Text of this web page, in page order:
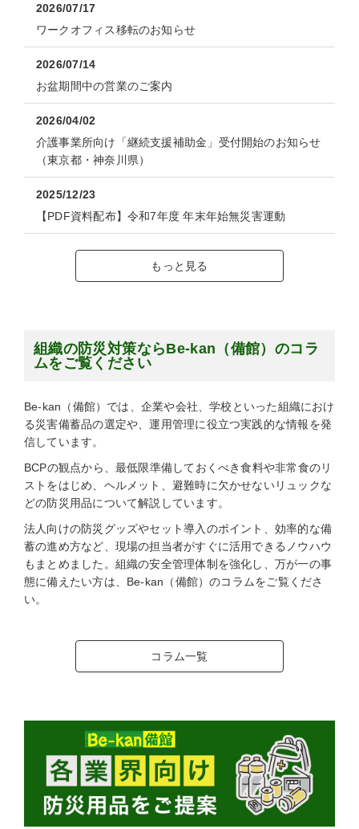
2026/07/17
ワークオフィス移転のお知らせ
2026/07/14
お盆期間中の営業のご案内
2026/04/02
介護事業所向け「継続支援補助金」受付開始のお知らせ
（東京都・神奈川県）
2025/12/23
【PDF資料配布】令和7年度 年末年始無災害運動
もっと見る
組織の防災対策ならBe-kan（備館）のコラ
ムをご覧ください
Be-kan（備館）では、企業や会社、学校といった組織におけ
る災害備蓄品の選定や、運用管理に役立つ実践的な情報を発
信しています。
BCPの観点から、最低限準備しておくべき食料や非常食のリ
ストをはじめ、ヘルメット、避難時に欠かせないリュックな
どの防災用品について解説しています。
法人向けの防災グッズやセット導入のポイント、効率的な備
蓄の進め方など、現場の担当者がすぐに活用できるノウハウ
もまとめました。組織の安全管理体制を強化し、万が一の事
態に備えたい方は、Be-kan（備館）のコラムをご覧くださ
い。
コラム一覧